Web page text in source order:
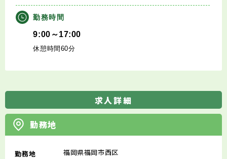
勤務時間
9:00～17:00
休憩時間60分
求人詳細
勤務地
勤務地 福岡県福岡市西区